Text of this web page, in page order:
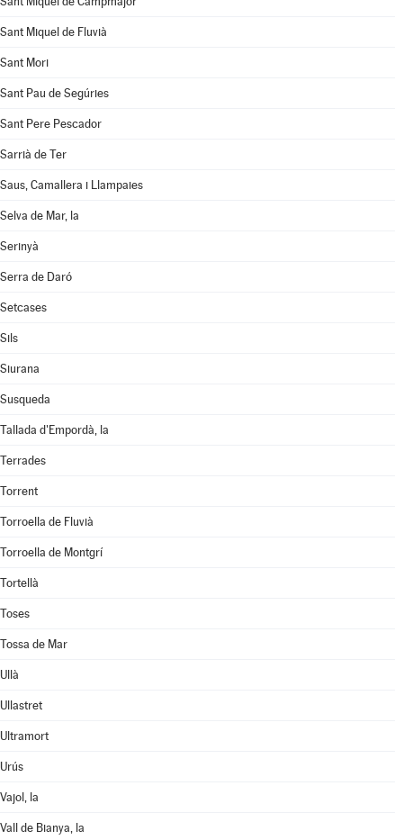
Sant Miquel de Fluvià
Sant Mori
Sant Pau de Segúries
Sant Pere Pescador
Sarrià de Ter
Saus, Camallera i Llampaies
Selva de Mar, la
Serinyà
Serra de Daró
Setcases
Sils
Siurana
Susqueda
Tallada d'Empordà, la
Terrades
Torrent
Torroella de Fluvià
Torroella de Montgrí
Tortellà
Toses
Tossa de Mar
Ullà
Ullastret
Ultramort
Urús
Vajol, la
Vall de Bianya, la